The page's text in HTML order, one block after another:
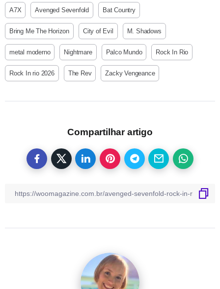
A7X Avenged Sevenfold Bat Country
Bring Me The Horizon City of Evil M. Shadows
metal moderno Nightmare Palco Mundo Rock In Rio
Rock In rio 2026 The Rev Zacky Vengeance
Compartilhar artigo